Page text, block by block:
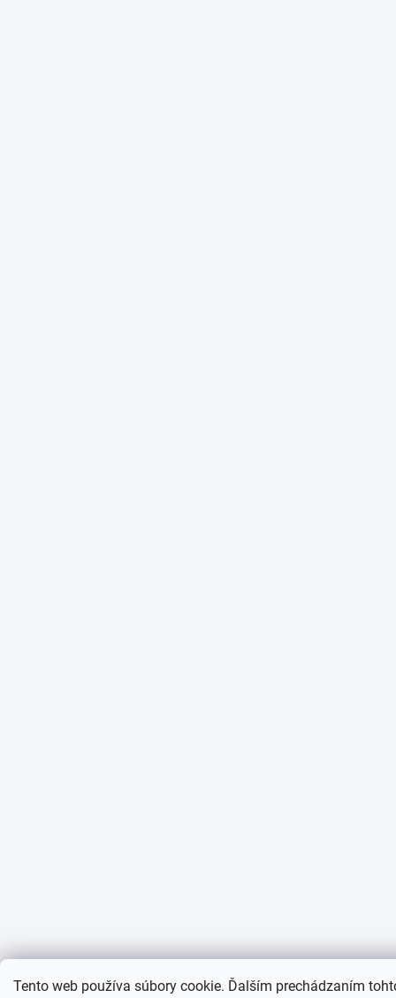
Tento web používa súbory cookie. Ďalším prechádzaním